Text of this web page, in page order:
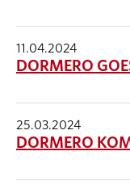
11.04.2024
DORMERO
25.03.2024
DORMERO